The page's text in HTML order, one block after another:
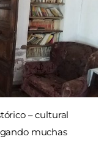
– cultural
muchas